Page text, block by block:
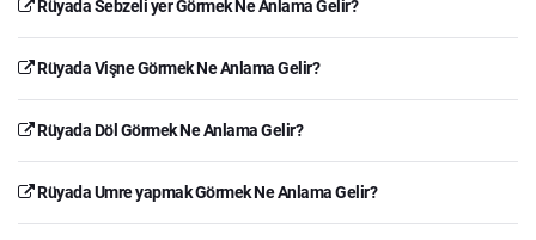
Rüyada Sebzeli yer Görmek Ne Anlama Gelir?
Rüyada Vişne Görmek Ne Anlama Gelir?
Rüyada Döl Görmek Ne Anlama Gelir?
Rüyada Umre yapmak Görmek Ne Anlama Gelir?